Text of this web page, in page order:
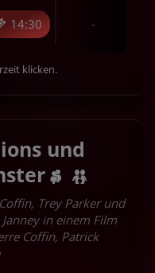
14:30 -
klicken.
und
Trey Parker und
in einem Film
Coffin, Patrick